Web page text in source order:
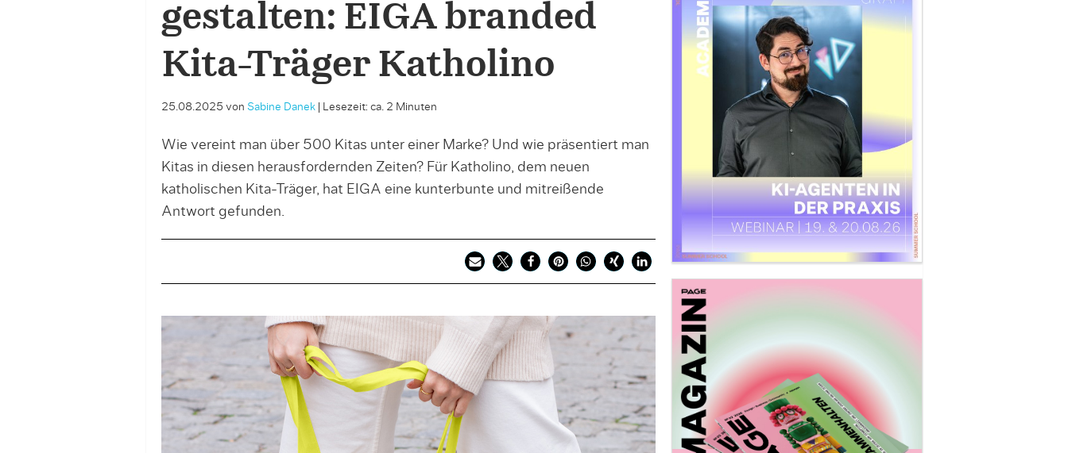
gestalten: EIGA branded
Kita-Träger Katholino
25.08.2025 von Sabine Danek| Lesezeit: ca. 2 Minuten
Wie vereint man über 500 Kitas unter einer Marke? Und wie präsentiert man
Kitas in diesen herausfordernden Zeiten? Für Katholino, dem neuen
katholischen Kita-Träger, hat EIGA eine kunterbunte und mitreißende
Antwort gefunden.